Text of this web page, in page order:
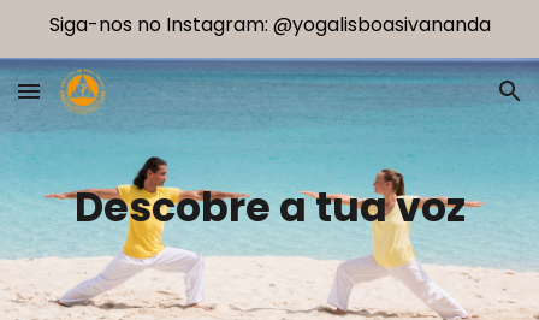
Siga-nos no Instagram: @yogalisboasivananda
Descobre a tua voz